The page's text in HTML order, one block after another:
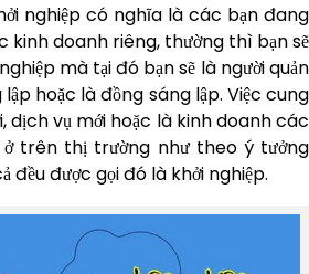
nghiệp có nghĩa là các bạn đang
kinh doanh riêng, thường thì bạn sẽ
mà tại đó bạn sẽ là người quản
hoặc là đồng sáng lập. Việc cung
dịch vụ mới hoặc là kinh doanh các
trên thị trường như theo ý tưởng
đều được gọi đó là khởi nghiệp.